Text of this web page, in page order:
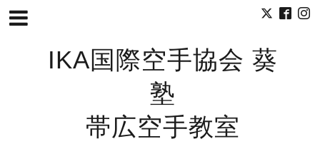
IKA国際空手協会 葵
塾
帯広空手教室